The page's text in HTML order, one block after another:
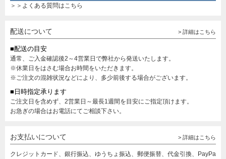
＞＞よくある質問はこちら
配送について > 詳細はこちら
■配送の目安
通常、ご入金確認後2～4営業日で弊社から発送いたします。
※休業日をはさむ場合お時間をいただきます。
※ご注文の混雑状況などにより、多少前後する場合がございます。
■日時指定承ります
ご注文日を含めず、2営業日～最長1週間を目安にご指定頂けます。
お急ぎの場合はお電話にてご相談下さい。
お支払いについて > 詳細はこちら
クレジットカード、銀行振込、ゆうちょ振込、郵便振替、代金引換、PayPa